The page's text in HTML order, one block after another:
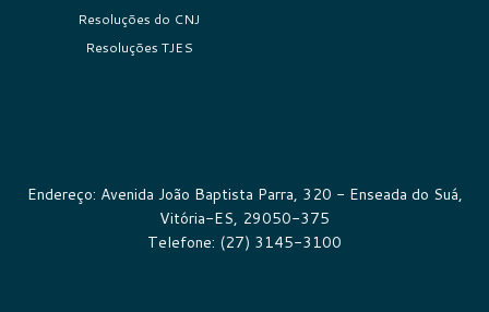
Resoluções do CNJ
Resoluções TJES
Endereço: Avenida João Baptista Parra, 320 - Enseada do Suá,
Vitória-ES, 29050-375
Telefone: (27) 3145-3100